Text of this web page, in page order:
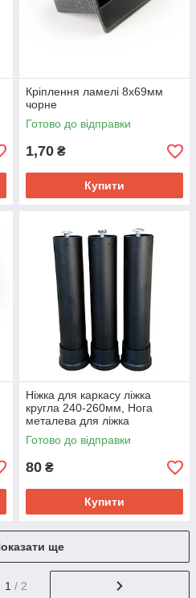
Кріплення ламелі 8х69мм
чорне
Готово до відправки
1,70 ₴
Купити
Ніжка для каркасу ліжка
кругла 240-260мм, Нога
металева для ліжка
Готово до відправки
80 ₴
Купити
ще
1 / 2